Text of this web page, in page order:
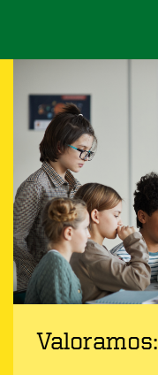
Valoramos: